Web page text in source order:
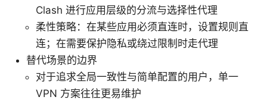
Clash 进行应用层级的分流与选择性代理
柔性策略：在某些应用必须直连时，设置规则直
连；在需要保护隐私或绕过限制时走代理
替代场景的边界
对于追求全局一致性与简单配置的用户，单一
VPN 方案往往更易维护